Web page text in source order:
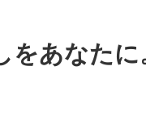
をあなたに